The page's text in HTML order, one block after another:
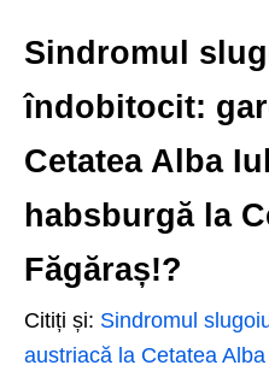
Sindromul
îndobitocit:
Cetatea Alba
habsburgă la
Făgăraș!?
Citiți și: Sindromul
austriacă la Cetatea